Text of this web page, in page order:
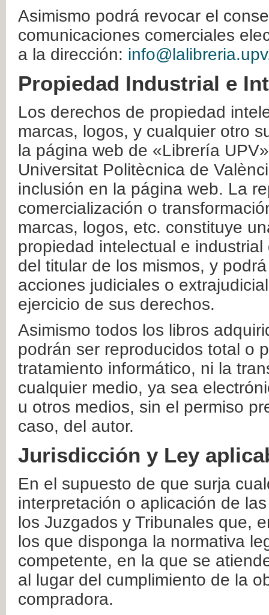
Asimismo podrá revocar el
comunicaciones comerciales
a la dirección:
Propiedad Industrial e
Los derechos de propiedad
marcas, logos, y cualquier otro
la página web de «Librería
Universitat Politècnica de
inclusión en la página web. La
comercialización o
marcas, logos, etc. constituye
propiedad intelectual e
del titular de los mismos, y
acciones judiciales o
ejercicio de sus derechos.
Asimismo todos los libros
podrán ser reproducidos total o
tratamiento informático, ni la
cualquier medio, ya sea
u otros medios, sin el permiso
caso, del autor.
Jurisdicción y Ley
En el supuesto de que surja
interpretación o aplicación de
los Juzgados y Tribunales que,
los que disponga la normativa
competente, en la que se
al lugar del cumplimiento de la
compradora.